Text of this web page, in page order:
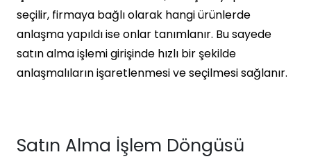
seçilir, firmaya bağlı olarak hangi ürünlerde
anlaşma yapıldı ise onlar tanımlanır. Bu sayede
satın alma işlemi girişinde hızlı bir şekilde
anlaşmalıların işaretlenmesi ve seçilmesi sağlanır.
Satın Alma İşlem Döngüsü